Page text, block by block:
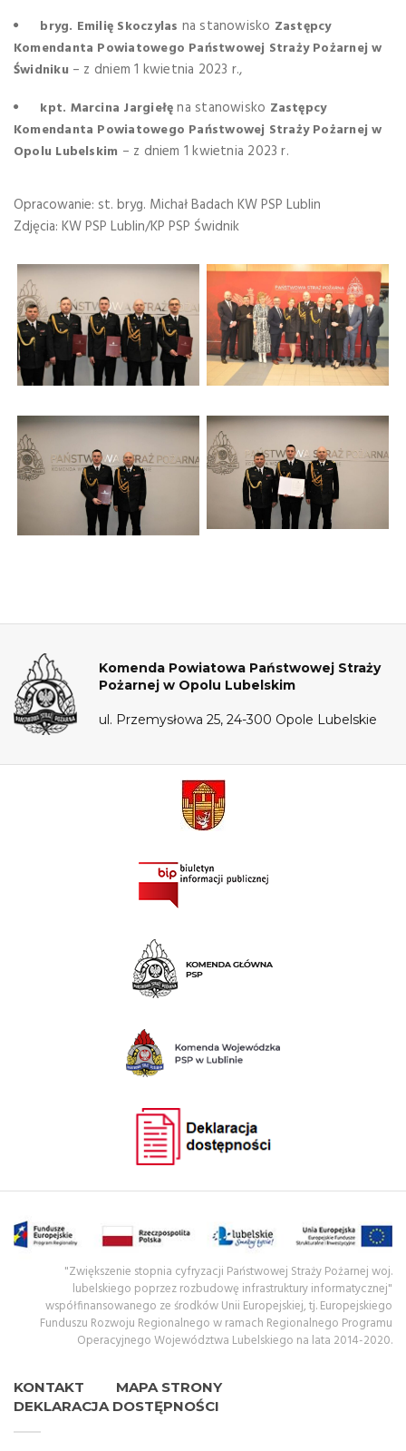
bryg. Emilię Skoczylas na stanowisko Zastępcy
Komendanta Powiatowego Państwowej Straży Pożarnej w
Świdniku – z dniem 1 kwietnia 2023 r.,
kpt. Marcina Jargiełęna stanowisko Zastępcy
Komendanta Powiatowego Państwowej Straży Pożarnej w
Opolu Lubelskim – z dniem 1 kwietnia 2023 r.
Opracowanie: st. bryg. Michał Badach KW PSP Lublin
Zdjęcia: KW PSP Lublin/KP PSP Świdnik
Komenda Powiatowa Państwowej Straży
Pożarnej w Opolu Lubelskim
ul. Przemysłowa 25, 24-300 Opole Lubelskie
KONTAKT
MAPA STRONY
DEKLARACJA DOSTĘPNOŚCI
"Zwiększenie stopnia cyfryzacji Państwowej Straży Pożarnej woj.
lubelskiego poprzez rozbudowę infrastruktury informatycznej"
współfinansowanego ze środków Unii Europejskiej, tj. Europejskiego
Funduszu Rozwoju Regionalnego w ramach Regionalnego Programu
Operacyjnego Województwa Lubelskiego na lata 2014-2020.